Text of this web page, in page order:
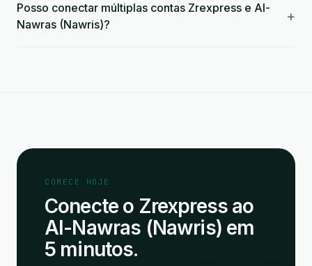
Posso conectar múltiplas contas Zrexpress e Al-
Nawras (Nawris)?
+
COMECE HOJE
Conecte o Zrexpress ao
Al-Nawras (Nawris) em
5 minutos.